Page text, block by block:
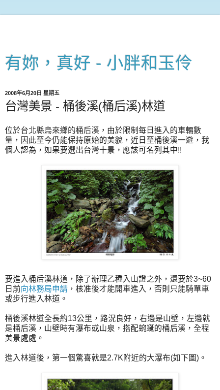
有妳，真好 - 小胖和玉伶
2008年6月20日 星期五
台灣美景 - 桶後溪(桶后溪)林道
位於台北縣烏來鄉的桶后溪，由於限制每日進入的車輛數
量，因此至今仍能保持原始的美貌，近日至桶後溪一遊，我
個人認為，如果要選出台灣十景，應該可名列其中!!
要進入桶后溪林道，除了辦理乙種入山證之外，還要於3~60
日前向林務局申請 ，核准後才能開車進入，否則只能騎單車
或步行進入林道。
桶後溪林道全長約13公里，路況良好，右邊是山壁，左邊就
是桶后溪，山壁時有瀑布或山泉，搭配蜿蜒的桶后溪，全程
美景處處。
進入林道後，第一個驚喜就是2.7K附近的大瀑布(如下圖)。